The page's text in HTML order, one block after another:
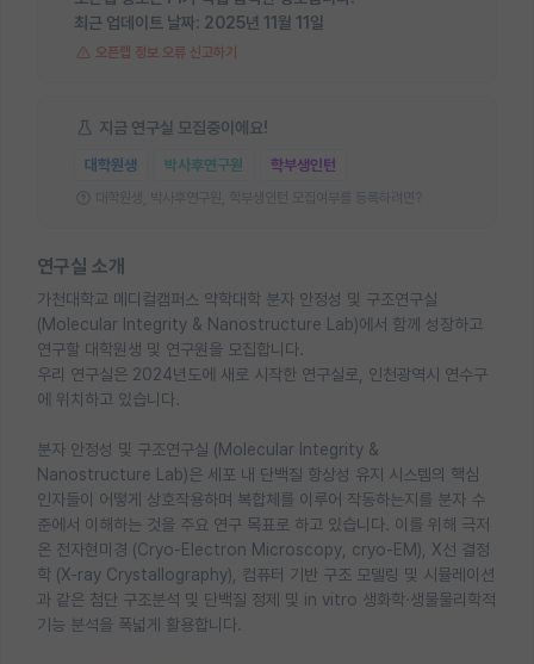
최근 업데이트 날짜: 2025년 11월 11일
오픈랩 정보 오류 신고하기
지금 연구실 모집중이에요!
대학원생 박사후연구원 학부생인턴
대학원생, 박사후연구원, 학부생인턴 모집여부를 등록하려면?
연구실 소개
가천대학교 메디컬캠퍼스 약학대학 분자 안정성 및 구조연구실
(Molecular Integrity & Nanostructure Lab)에서 함께 성장하고
연구할 대학원생 및 연구원을 모집합니다.
우리 연구실은 2024년도에 새로 시작한 연구실로, 인천광역시 연수구
에 위치하고 있습니다.
분자 안정성 및 구조연구실 (Molecular Integrity &
Nanostructure Lab)은 세포 내 단백질 항상성 유지 시스템의 핵심
인자들이 어떻게 상호작용하며 복합체를 이루어 작동하는지를 분자 수
준에서 이해하는 것을 주요 연구 목표로 하고 있습니다. 이를 위해 극저
온 전자현미경 (Cryo-Electron Microscopy, cryo-EM), X선 결정
학 (X-ray Crystallography), 컴퓨터 기반 구조 모델링 및 시뮬레이션
과 같은 첨단 구조분석 및 단백질 정제 및 in vitro 생화학·생물물리학적
기능 분석을 폭넓게 활용합니다.